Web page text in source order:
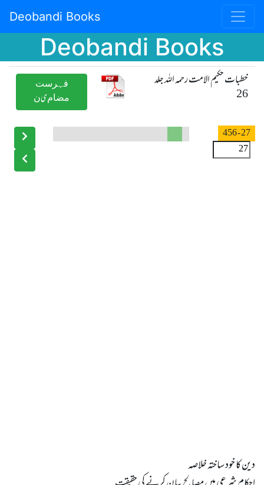
Deobandi Books
Deobandi Books
خطبات حکیم الامت رحمہ اللہ جلد
26
ﻓﮩﺮﺳﺖ
ﻣﻀﺎﻡیﻥ
27
- 456